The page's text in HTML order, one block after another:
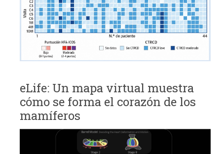
eLife: Un mapa virtual muestra
cómo se forma el corazón de los
mamíferos